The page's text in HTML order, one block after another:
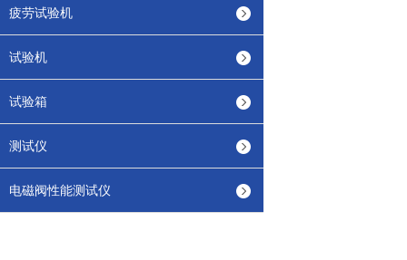
疲劳试验机
试验机
试验箱
测试仪
电磁阀性能测试仪